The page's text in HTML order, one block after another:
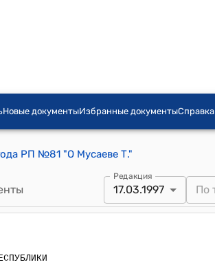
Новые документыИзбранные документыСправка
РП №81 "О Мусаеве Т."
Редакция
17.03.1997